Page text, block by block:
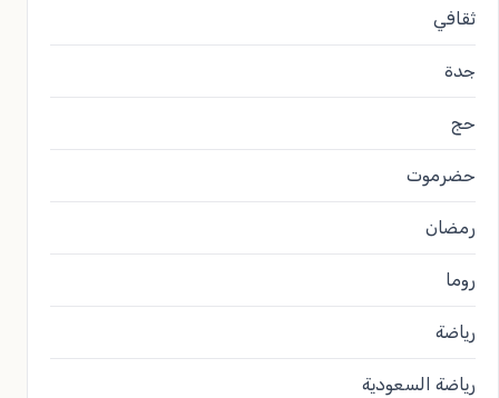
ثقافي
جدة
حج
حضرموت
رمضان
روما
رياضة
رياضة السعودية